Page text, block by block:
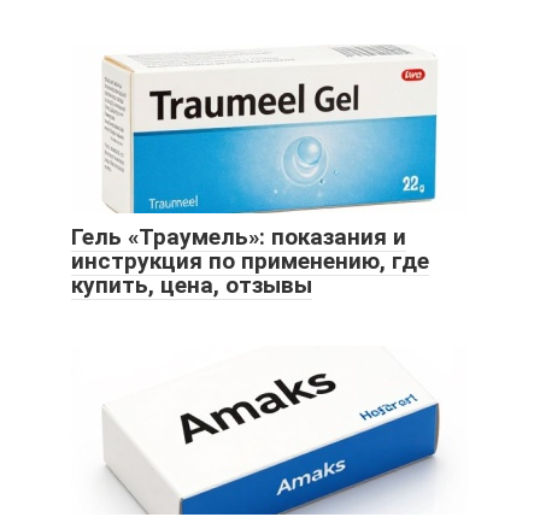
Гель «Траумель»: показания и
инструкция по применению, где
купить, цена, отзывы